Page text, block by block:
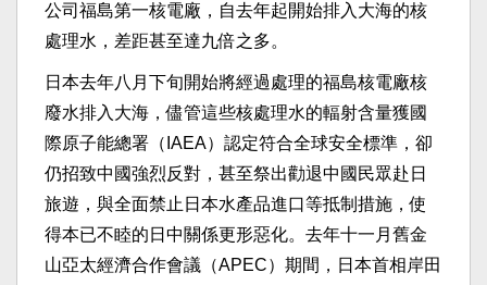
公司福島第一核電廠，自去年起開始排入大海的核
處理水，差距甚至達九倍之多。
日本去年八月下旬開始將經過處理的福島核電廠核
廢水排入大海，儘管這些核處理水的輻射含量獲國
際原子能總署（IAEA）認定符合全球安全標準，卻
仍招致中國強烈反對，甚至祭出勸退中國民眾赴日
旅遊，與全面禁止日本水產品進口等抵制措施，使
得本已不睦的日中關係更形惡化。去年十一月舊金
山亞太經濟合作會議（APEC）期間，日本首相岸田